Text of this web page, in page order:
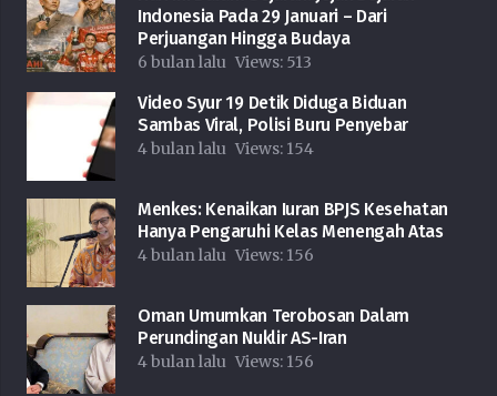
Indonesia Pada 29 Januari – Dari
Perjuangan Hingga Budaya
6 bulan lalu Views: 513
Video Syur 19 Detik Diduga Biduan
Sambas Viral, Polisi Buru Penyebar
4 bulan lalu Views: 154
Menkes: Kenaikan Iuran BPJS Kesehatan
Hanya Pengaruhi Kelas Menengah Atas
4 bulan lalu Views: 156
Oman Umumkan Terobosan Dalam
Perundingan Nuklir AS-Iran
4 bulan lalu Views: 156